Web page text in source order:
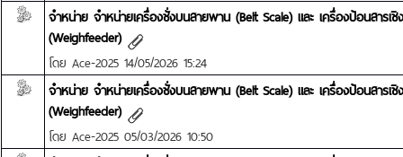
จำหน่าย จำหน่ายเครื่องชั่งบนสายพาน (Belt Scale) และ เครื่องป้อนสารเ
(Weighfeeder)
โดย Ace-2025 14/05/2026 15:24
จำหน่าย จำหน่ายเครื่องชั่งบนสายพาน (Belt Scale) และ เครื่องป้อนสารเ
(Weighfeeder)
โดย Ace-2025 05/03/2026 10:50